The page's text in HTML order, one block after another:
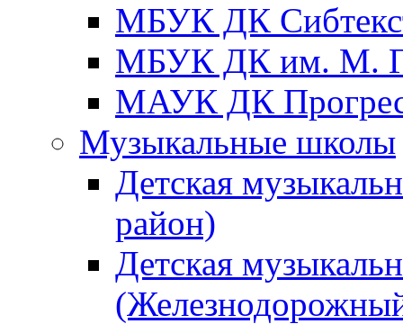
МБУК ДК
МБУК ДК им. М.
МАУК ДК
Музыкальные школы
Детская
район)
Детская